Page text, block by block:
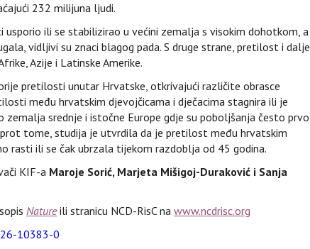
232 milijuna ljudi.
ili se stabilizirao u većini zemalja s visokim dohotkom, a
vidljivi su znaci blagog pada. S druge strane, pretilost i dalje
Azije i Latinske Amerike.
pretilosti unutar Hrvatske, otkrivajući različite obrasce
među hrvatskim djevojčicama i dječacima stagnira ili je
srednje i istočne Europe gdje su poboljšanja često prvo
tome, studija je utvrdila da je pretilost među hrvatskim
rasti ili se čak ubrzala tijekom razdoblja od 45 godina.
KIF-a Maroje Sorić, Marjeta Mišigoj-Duraković i Sanja
Natureili stranicu NCD-RisC na www.ncdrisc.org
10383-0